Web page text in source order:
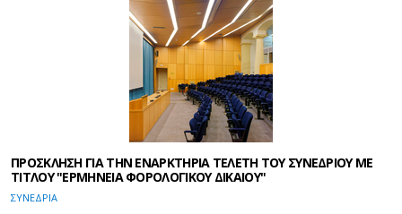
ΠΡΟΣΚΛΗΣΗ ΓΙΑ ΤΗΝ ΕΝΑΡΚΤΗΡΙΑ ΤΕΛΕΤΗ ΤΟΥ ΣΥΝΕΔΡΙΟΥ ΜΕ
ΤΙΤΛΟΥ "ΕΡΜΗΝΕΙΑ ΦΟΡΟΛΟΓΙΚΟΥ ΔΙΚΑΙΟΥ"
ΣΥΝΕΔΡΙΑ